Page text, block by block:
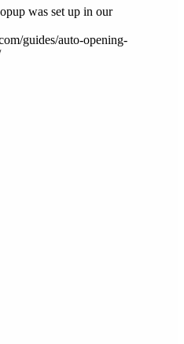
was set up in our
guides/auto-opening-